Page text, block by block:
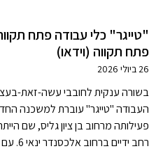
"טייגר" כלי עבודה פתח
פתח תקווה (וידאו)
26 ביולי 2026
בשורה ענקית לחובבי עשה-זאת-
העבודה "טייגר" עוברת למשכנה
פעילותה מרחוב בן ציון גליס, שם